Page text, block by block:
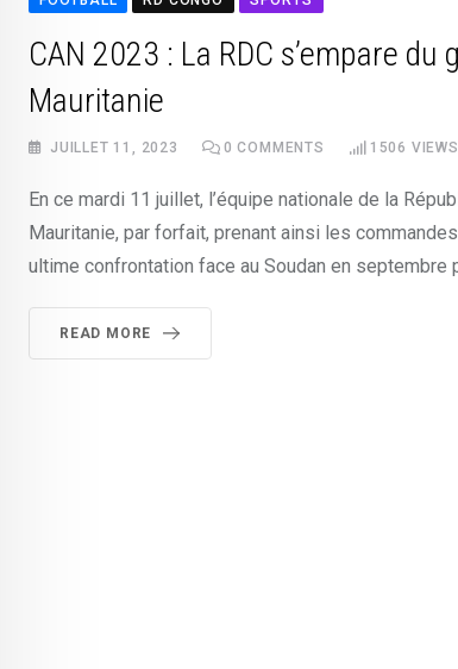
CAN 2023 : La RDC s’empare
Mauritanie
JUILLET 11, 2023 0 COMMENTS 1506 VIEWS
En ce mardi 11 juillet, l’équipe nationale de la
Mauritanie, par forfait, prenant ainsi les
ultime confrontation face au Soudan en
READ MORE